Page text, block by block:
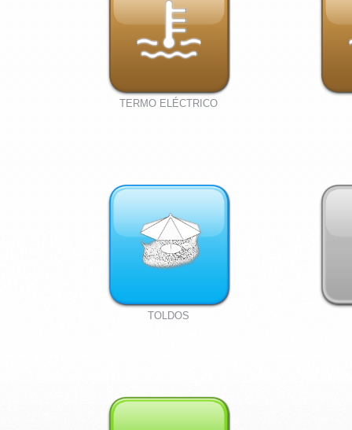
TERMO ELÉCTRICO
TOLDOS